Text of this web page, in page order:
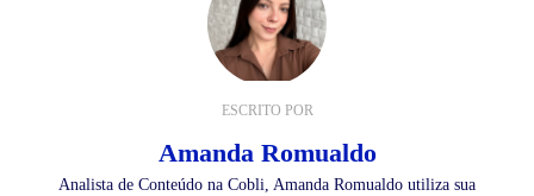
ESCRITO POR
Amanda Romualdo
Analista de Conteúdo na Cobli, Amanda Romualdo utiliza sua